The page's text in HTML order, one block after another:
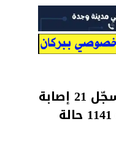
بقا- في- دارك …المغرب يسجّل 21 إصابة